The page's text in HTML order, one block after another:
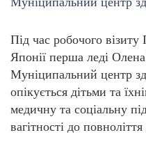
Під час робочого
Японії перша леді Олена
Муніципальний центр
опікується дітьми та
медичну та соціальну
вагітності до